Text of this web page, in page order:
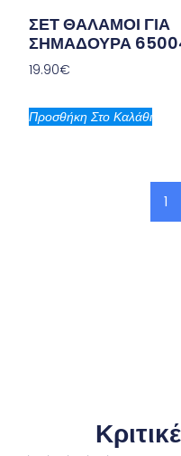
ΣΕΤ ΘΑΛΑΜΟΙ ΓΙΑ
ΣΗΜΑΔΟΥΡΑ
19.90€
Προσθήκη Στο Καλάθι
1